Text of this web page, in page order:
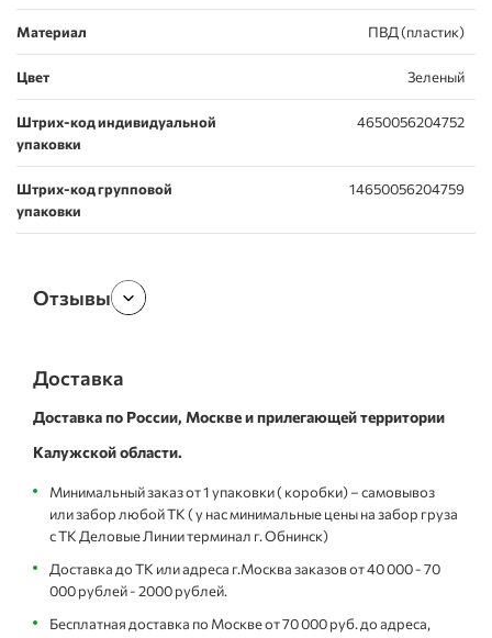
Материал ПВД (пластик)
Цвет Зеленый
Штрих-код индивидуальной
упаковки
4650056204752
Штрих-код групповой
упаковки
14650056204759
Отзывы
Доставка
Доставка по России, Москве и прилегающей территории
Калужской области.
Минимальный заказ от 1 упаковки ( коробки) – самовывоз
или забор любой ТК ( у нас минимальные цены на забор груза
с ТК Деловые Линии терминал г. Обнинск)
Доставка до ТК или адреса г.Москва заказов от 40 000 - 70
000 рублей - 2000 рублей.
Бесплатная доставка по Москве от 70 000 руб. до адреса,